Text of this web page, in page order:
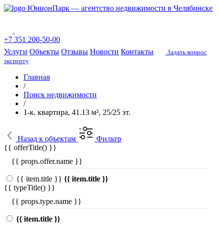
ЮнионПарк — агентство недвижимости в Челябинске
+7 351 200-50-00
Услуги Объекты Отзывы Новости Контакты
Задать вопрос
эксперту
Главная
/
Поиск недвижимости
/
1-к. квартира, 41.13 м², 25/25 эт.
Назад к объектам
Фильтр
{{ offerTitle() }}
{{ props.offer.name }}
{{ item.title }} {{ item.title }}
{{ typeTitle() }}
{{ props.type.name }}
{{ item.title }}